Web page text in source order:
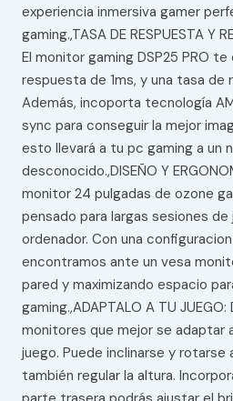
experiencia inmersiva gamer
gaming.,TASA DE RESPUESTA Y
El monitor gaming DSP25 PRO
respuesta de 1ms, y una tasa de
Además, incoporta tecnología
sync para conseguir la mejor
esto llevará a tu pc gaming a un
desconocido.,DISEÑO Y
monitor 24 pulgadas de ozone
pensado para largas sesiones
ordenador. Con una
encontramos ante un vesa
pared y maximizando espacio
gaming.,ADAPTALO A TU
monitores que mejor se adaptar
juego. Puede inclinarse y rotarse
también regular la altura.